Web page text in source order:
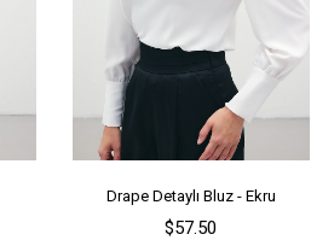
Drape Detaylı Bluz - Ekru
$57.50